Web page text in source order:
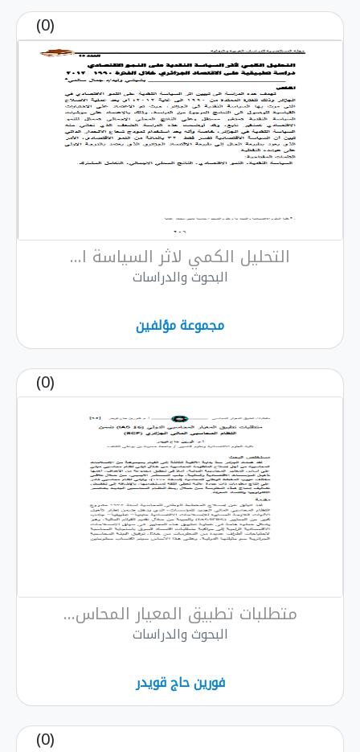
التحليل الكمي لاثر السياسة ا...
البحوث والدراسات
مجموعة مؤلفين
متطلبات تطبيق المعيار المحاس...
البحوث والدراسات
فورين حاج قويدر